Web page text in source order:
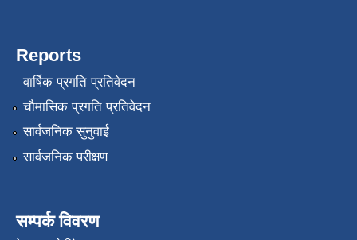
Reports
वार्षिक प्रगति प्रतिवेदन
चौमासिक प्रगति प्रतिवेदन
सार्वजनिक सुनुवाई
सार्वजनिक परीक्षण
सम्पर्क विवरण